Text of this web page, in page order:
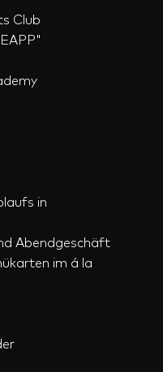
Club
in
Abendgeschäft
im á la